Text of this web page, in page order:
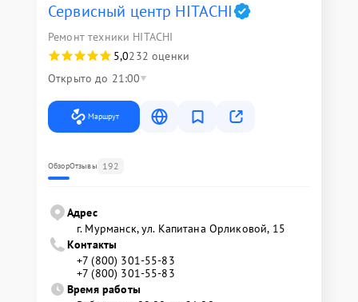
Сервисный центр HITACHI
Ремонт техники HITACHI
5,0232 оценки
Открыто до 21:00
Маршрут
ОбзорОтзывы 192
Адрес
г. Мурманск, ул. Капитана Орликовой, 15
Контакты
+7 (800) 301-55-83
+7 (800) 301-55-83
Время работы